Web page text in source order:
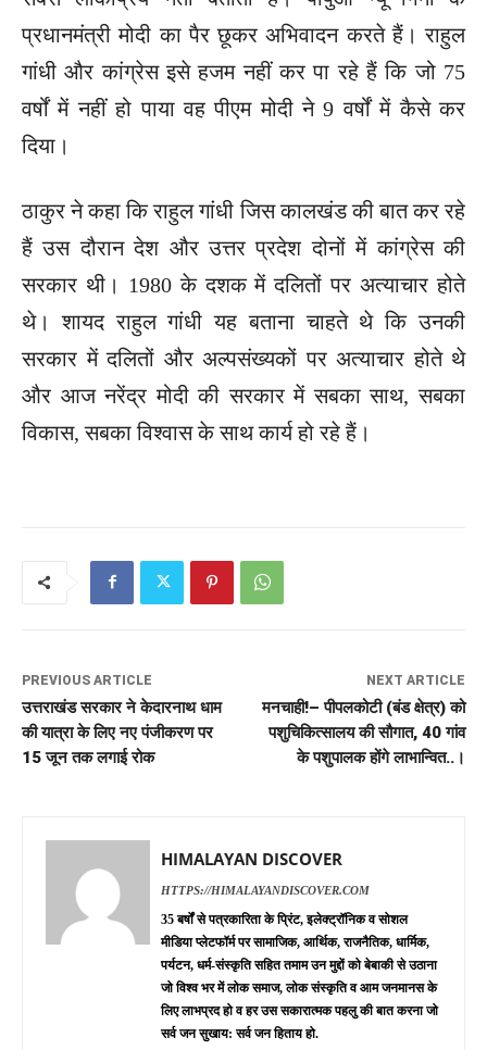
प्रधानमंत्री मोदी का पैर छूकर अभिवादन करते हैं। राहुल
गांधी और कांग्रेस इसे हजम नहीं कर पा रहे हैं कि जो 75
वर्षों में नहीं हो पाया वह पीएम मोदी ने 9 वर्षों में कैसे कर
दिया।
ठाकुर ने कहा कि राहुल गांधी जिस कालखंड की बात कर रहे
हैं उस दौरान देश और उत्तर प्रदेश दोनों में कांग्रेस की
सरकार थी। 1980 के दशक में दलितों पर अत्याचार होते
थे। शायद राहुल गांधी यह बताना चाहते थे कि उनकी
सरकार में दलितों और अल्पसंख्यकों पर अत्याचार होते थे
और आज नरेंद्र मोदी की सरकार में सबका साथ, सबका
विकास, सबका विश्वास के साथ कार्य हो रहे हैं।
PREVIOUS ARTICLE
उत्तराखंड सरकार ने केदारनाथ धाम
की यात्रा के लिए नए पंजीकरण पर
15 जून तक लगाई रोक
NEXT ARTICLE
मनचाही!– पीपलकोटी (बंड क्षेत्र) को
पशुचिकित्सालय की सौगात, 40 गांव
के पशुपालक होंगे लाभान्वित..।
HIMALAYAN DISCOVER
HTTPS://HIMALAYANDISCOVER.COM
35 बर्षों से पत्रकारिता के प्रिंट, इलेक्ट्रॉनिक व सोशल
मीडिया प्लेटफॉर्म पर सामाजिक, आर्थिक, राजनैतिक, धार्मिक,
पर्यटन, धर्म-संस्कृति सहित तमाम उन मुद्दों को बेबाकी से उठाना
जो विश्व भर में लोक समाज, लोक संस्कृति व आम जनमानस के
लिए लाभप्रद हो व हर उस सकारात्मक पहलु की बात करना जो
सर्व जन सुखाय: सर्व जन हिताय हो.